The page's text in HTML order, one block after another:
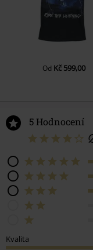
Od Kč 599,00
5 Hodnocení
Kvalita